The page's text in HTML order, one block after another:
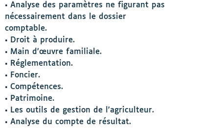
• Analyse des paramètres ne figurant pas
nécessairement dans le dossier
comptable.
• Droit à produire.
• Main d’œuvre familiale.
• Réglementation.
• Foncier.
• Compétences.
• Patrimoine.
• Les outils de gestion de l’agriculteur.
• Analyse du compte de résultat.